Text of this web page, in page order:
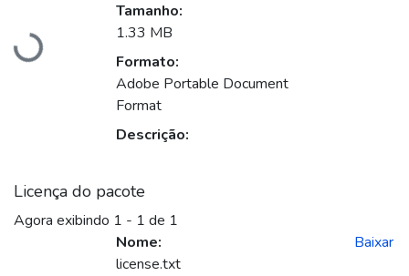
Tamanho:
1.33 MB
Formato:
Adobe Portable Document
Format
Descrição:
Licença do pacote
Agora exibindo 1 - 1 de 1
Nome:
license.txt
Baixar